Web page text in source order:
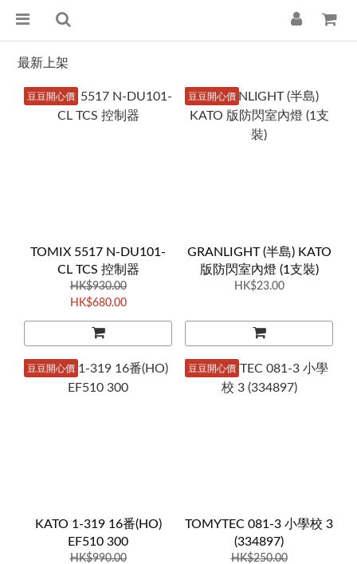
最新上架
豆豆開心價
TOMIX 5517 N-DU101-
CL TCS 控制器
HK$930.00
HK$680.00
豆豆開心價
GRANLIGHT (半島) KATO
版防閃室內燈 (1支裝)
HK$23.00
豆豆開心價
KATO 1-319 16番(HO)
EF510 300
HK$990.00
豆豆開心價
TOMYTEC 081-3 小學校 3
(334897)
HK$250.00